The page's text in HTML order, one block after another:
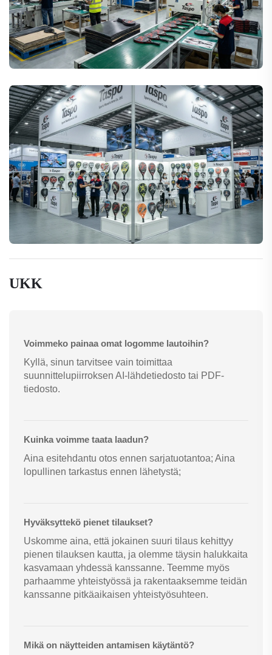
UKK
Voimmeko painaa omat logomme lautoihin?
Kyllä, sinun tarvitsee vain toimittaa
suunnittelupiirroksen AI-lähdetiedosto tai PDF-
tiedosto.
Kuinka voimme taata laadun?
Aina esitehdantu otos ennen sarjatuotantoa; Aina
lopullinen tarkastus ennen lähetystä;
Hyväksyttekö pienet tilaukset?
Uskomme aina, että jokainen suuri tilaus kehittyy
pienen tilauksen kautta, ja olemme täysin halukkaita
kasvamaan yhdessä kanssanne. Teemme myös
parhaamme yhteistyössä ja rakentaaksemme teidän
kanssanne pitkäaikaisen yhteistyösuhteen.
Mikä on näytteiden antamisen käytäntö?